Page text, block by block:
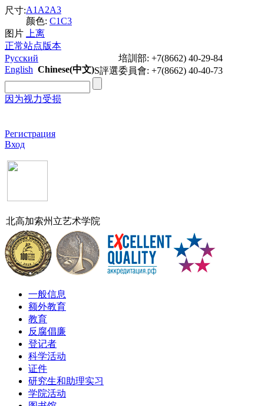
尺寸:A1 A2A3
颜色: C1C3
图片
上离
正常站点版本
Русский
English Chinese(中文)
培訓部: +7(8662) 40-29-84
S評選委員會: +7(8662) 40-40-73
因为视力受损
Регистрация
Вход
北高加索州立艺术学院
一般信息
额外教育
教育
反腐倡廉
登记者
科学活动
证件
研究生和助理实习
学院活动